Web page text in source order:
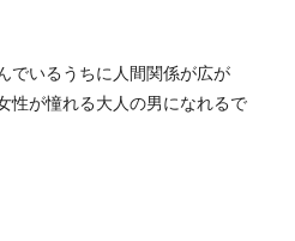
でいるうちに人間関係が広が
性が憧れる大人の男になれるで